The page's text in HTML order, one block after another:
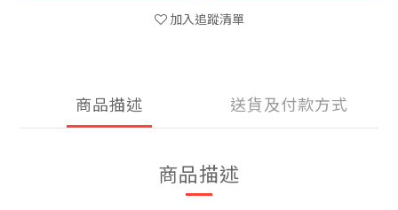
加入追蹤清單
商品描述 送貨及付款方式
商品描述